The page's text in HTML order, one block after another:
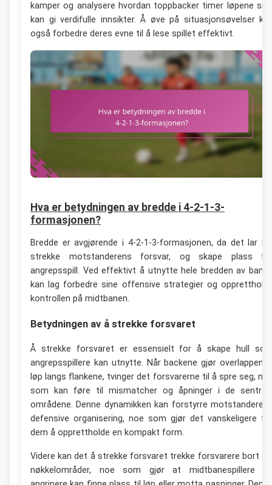
kamper og analysere hvordan toppbacker timer løpene
kan gi verdifulle innsikter. Å øve på situasjonsøvelser
også forbedre deres evne til å lese spillet effektivt.
Hva er betydningen av bredde i 4-2-1-3-
formasjonen?
Bredde er avgjørende i 4-2-1-3-formasjonen, da det lar
strekke motstanderens forsvar, og skape plass
angrepsspill. Ved effektivt å utnytte hele bredden av
kan lag forbedre sine offensive strategier og
kontrollen på midtbanen.
Betydningen av å strekke forsvaret
Å strekke forsvaret er essensielt for å skape hull
angrepsspillere kan utnytte. Når backene gjør
løp langs flankene, tvinger det forsvarerne til å spre seg,
som kan føre til mismatcher og åpninger i de
områdene. Denne dynamikken kan forstyrre
defensive organisering, noe som gjør det vanskeligere
dem å opprettholde en kompakt form.
Videre kan det å strekke forsvaret trekke forsvarere bort
nøkkelområder, noe som gjør at midtbanespillere